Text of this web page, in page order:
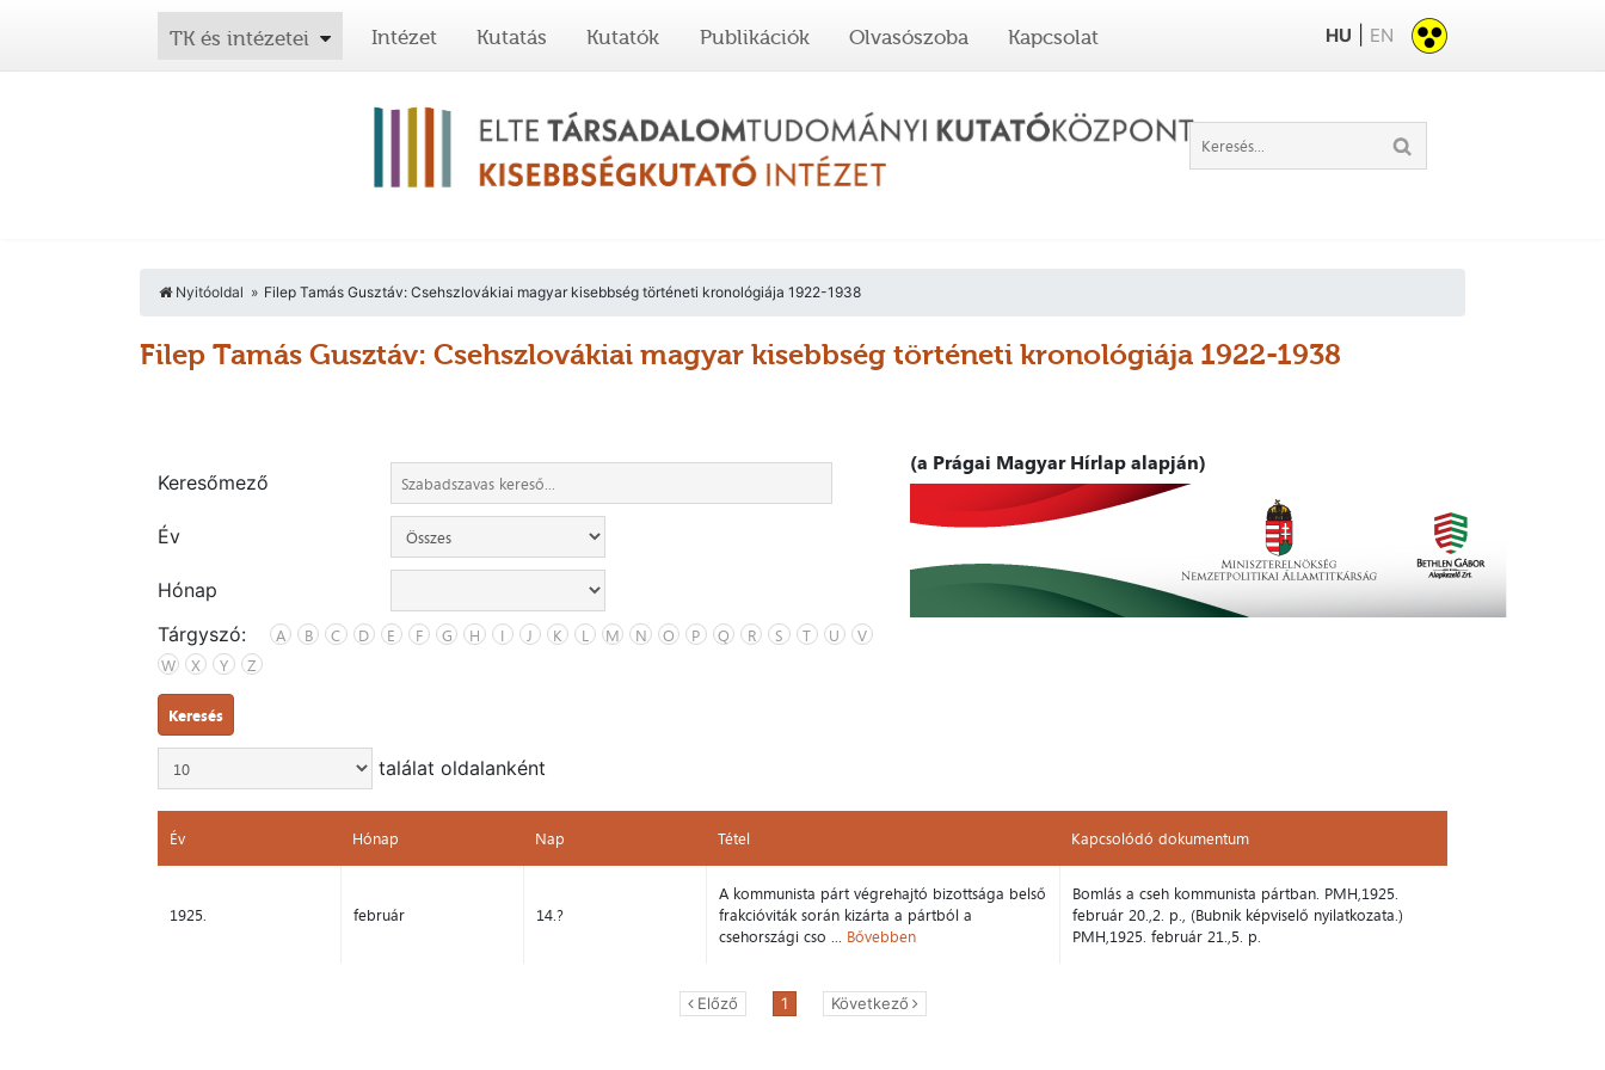
TK és intézetei Intézet Kutatás Kutatók Publikációk Olvasószoba Kapcsolat HU EN
Nyitóoldal Filep Tamás Gusztáv: Csehszlovákiai magyar kisebbség történeti kronológiája 1922-1938
Filep Tamás Gusztáv: Csehszlovákiai magyar kisebbség történeti kronológiája 1922-1938
Keresőmező
Év
Hónap
Tárgyszó:
A B C D E F G H I J K L M N O P Q R S T U
V
W
X Y Z
Keresés
(a Prágai Magyar Hírlap alapján)
találat oldalanként
Év Hónap Nap Tétel
Kapcsolódó dokumentum
1925.
február 14.?
A kommunista párt végrehajtó bizottsága belső
frakcióviták során kizárta a pártból a
csehországi cso ... Bővebben
Bomlás a cseh kommunista pártban. PMH,1925.
február 20.,2. p., (Bubnik képviselő nyilatkozata.)
PMH,1925. február 21.,5. p.
Előző 1 Következő